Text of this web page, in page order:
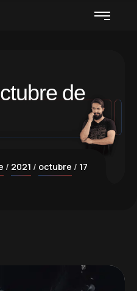
de
2021 octubre 17